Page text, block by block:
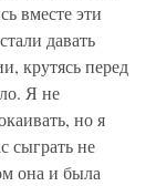
вместе эти
давать
крутясь перед
Я не
но я
сыграть не
она и была